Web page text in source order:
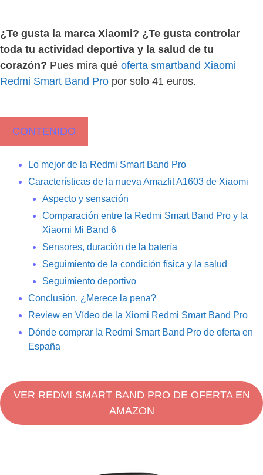
¿Te gusta la marca Xiaomi? ¿Te gusta controlar
toda tu actividad deportiva y la salud de tu
corazón? Pues mira qué oferta smartband Xiaomi
Redmi Smart Band Pro por solo 41 euros.
CONTENIDO
Lo mejor de la Redmi Smart Band Pro
Características de la nueva Amazfit A1603 de Xiaomi
Aspecto y sensación
Comparación entre la Redmi Smart Band Pro y la
Xiaomi Mi Band 6
Sensores, duración de la batería
Seguimiento de la condición física y la salud
Seguimiento deportivo
Conclusión. ¿Merece la pena?
Review en Vídeo de la Xiomi Redmi Smart Band Pro
Dónde comprar la Redmi Smart Band Pro de oferta en
España
VER REDMI SMART BAND PRO DE OFERTA EN
AMAZON